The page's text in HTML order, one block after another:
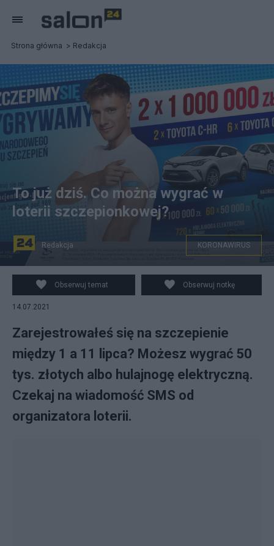
Strona główna Redakcja
Dziś losowanie zwycięzców szczepionkowych.
To już dziś. Co można wygrać w
loterii szczepionkowej?
Redakcja KORONAWIRUS
Obserwuj temat Obserwuj notkę
14.07.2021
Zarejestrowałeś się na szczepienie
między 1 a 11 lipca? Możesz wygrać 50
tys. złotych albo hulajnogę elektryczną.
Czekaj na wiadomość SMS od
organizatora loterii.